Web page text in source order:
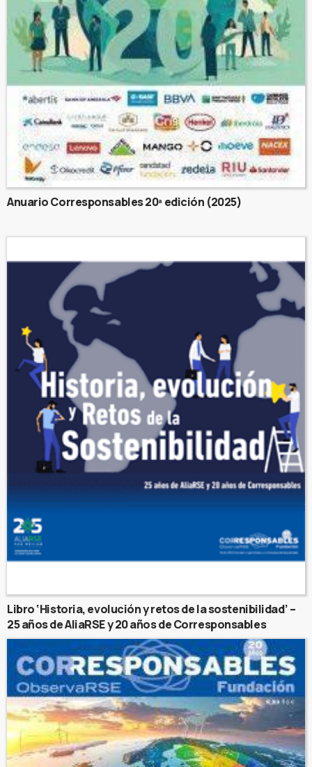
Anuario Corresponsables 20ª edición (2025)
Libro ‘Historia, evolución y retos de la sostenibilidad’ –
25 años de AliaRSE y 20 años de Corresponsables